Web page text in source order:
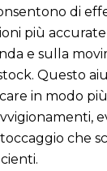
di
più
e sulla
Questo
in modo
che